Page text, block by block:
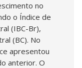
no
o Índice de
(IBC-Br),
(BC). No
apresentou
anterior. O